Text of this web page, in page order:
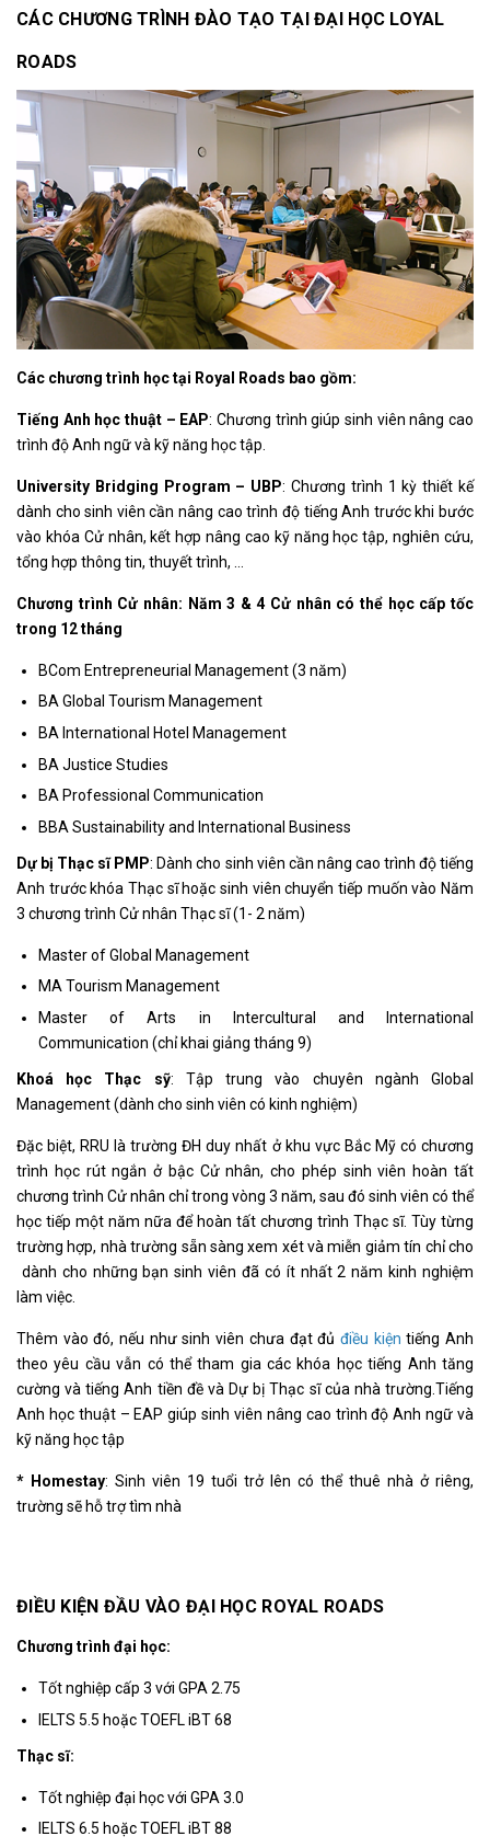
CÁC CHƯƠNG TRÌNH ĐÀO TẠO TẠI ĐẠI HỌC LOYAL
ROADS
Các chương trình học tại Royal Roads bao gồm:
Tiếng Anh học thuật – EAP: Chương trình giúp sinh viên nâng cao
trình độ Anh ngữ và kỹ năng học tập.
University Bridging Program – UBP: Chương trình 1 kỳ thiết kế
dành cho sinh viên cần nâng cao trình độ tiếng Anh trước khi bước
vào khóa Cử nhân, kết hợp nâng cao kỹ năng học tập, nghiên cứu,
tổng hợp thông tin, thuyết trình, …
Chương trình Cử nhân: Năm 3 & 4 Cử nhân có thể học cấp tốc
trong 12 tháng
BCom Entrepreneurial Management (3 năm)
BA Global Tourism Management
BA International Hotel Management
BA Justice Studies
BA Professional Communication
BBA Sustainability and International Business
Dự bị Thạc sĩ PMP: Dành cho sinh viên cần nâng cao trình độ tiếng
Anh trước khóa Thạc sĩ hoặc sinh viên chuyển tiếp muốn vào Năm
3 chương trình Cử nhân Thạc sĩ (1- 2 năm)
Master of Global Management
MA Tourism Management
Master of Arts in Intercultural and International
Communication (chỉ khai giảng tháng 9)
Khoá học Thạc sỹ: Tập trung vào chuyên ngành Global
Management (dành cho sinh viên có kinh nghiệm)
Đặc biệt, RRU là trường ĐH duy nhất ở khu vực Bắc Mỹ có chương
trình học rút ngắn ở bậc Cử nhân, cho phép sinh viên hoàn tất
chương trình Cử nhân chỉ trong vòng 3 năm, sau đó sinh viên có thể
học tiếp một năm nữa để hoàn tất chương trình Thạc sĩ. Tùy từng
trường hợp, nhà trường sẵn sàng xem xét và miễn giảm tín chỉ cho
dành cho những bạn sinh viên đã có ít nhất 2 năm kinh nghiệm
làm việc.
Thêm vào đó, nếu như sinh viên chưa đạt đủ điều kiện tiếng Anh
theo yêu cầu vẫn có thể tham gia các khóa học tiếng Anh tăng
cường và tiếng Anh tiền đề và Dự bị Thạc sĩ của nhà trường.Tiếng
Anh học thuật – EAP giúp sinh viên nâng cao trình độ Anh ngữ và
kỹ năng học tập
* Homestay: Sinh viên 19 tuổi trở lên có thể thuê nhà ở riêng,
trường sẽ hỗ trợ tìm nhà
ĐIỀU KIỆN ĐẦU VÀO ĐẠI HỌC ROYAL ROADS
Chương trình đại học:
Tốt nghiệp cấp 3 với GPA 2.75
IELTS 5.5 hoặc TOEFL iBT 68
Thạc sĩ:
Tốt nghiệp đại học với GPA 3.0
IELTS 6.5 hoặc TOEFL iBT 88